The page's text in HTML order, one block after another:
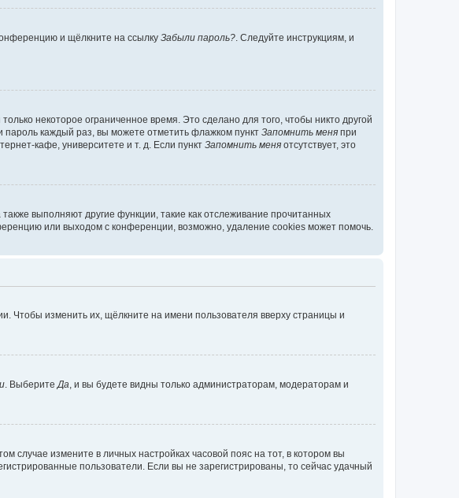
и щёлкните на ссылку Забыли пароль? . Следуйте инструкциям, и
некоторое ограниченное время. Это сделано для того, чтобы никто другой
пароль каждый раз, вы можете отметить флажком пункт Запомнить меня при
кафе, университете и т. д. Если пункт Запомнить меня отсутствует, это
выполняют другие функции, такие как отслеживание прочитанных
или выходом с конференции, возможно, удаление cookies может помочь.
Чтобы изменить их, щёлкните на имени пользователя вверху страницы и
. Выберите Да , и вы будете видны только администраторам, модераторам и
случае измените в личных настройках часовой пояс на тот, в котором вы
пользователи. Если вы не зарегистрированы, то сейчас удачный